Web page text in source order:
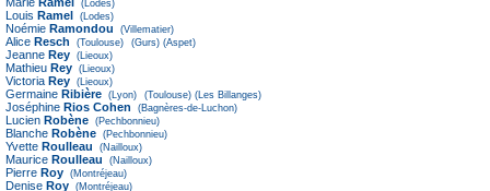
(Lodes)
Louis Ramel (Lodes)
Noémie Ramondou (Villematier)
Alice Resch (Toulouse) (Gurs) (Aspet)
Jeanne Rey (Lieoux)
Mathieu Rey (Lieoux)
Victoria Rey (Lieoux)
Germaine Ribière (Lyon) (Toulouse) (Les Billanges)
Joséphine Rios Cohen (Bagnères-de-Luchon)
Lucien Robène (Pechbonnieu)
Blanche Robène (Pechbonnieu)
Yvette Roulleau (Nailloux)
Maurice Roulleau (Nailloux)
Pierre Roy (Montréjeau)
Denise Roy (Montréjeau)